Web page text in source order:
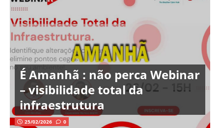
É Amanhã : não perca Webinar
– visibilidade total da
infraestrutura
25/02/2026 0